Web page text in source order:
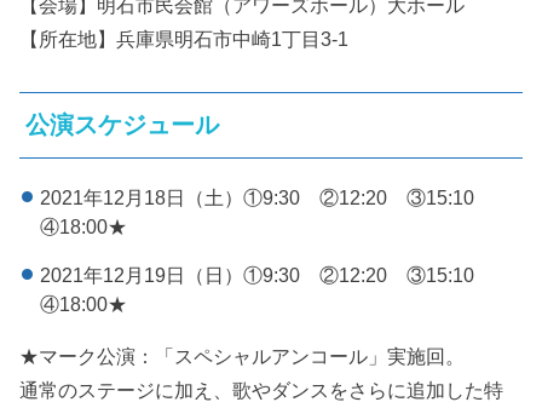
【会場】明石市民会館（アワーズホール）大ホール
【所在地】兵庫県明石市中崎1丁目3-1
公演スケジュール
2021年12月18日（土）①9:30 ②12:20 ③15:10
④18:00★
2021年12月19日（日）①9:30 ②12:20 ③15:10
④18:00★
★マーク公演：「スペシャルアンコール」実施回。
通常のステージに加え、歌やダンスをさらに追加した特